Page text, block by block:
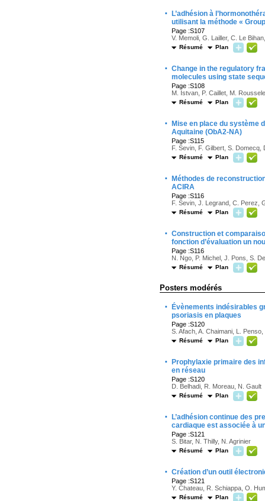
·
L’adhésion à
utilisant la méthode «
Page :S107
V. Memoli, G. Lailler, C. Le
Résumé Plan
· Change in the regulatory
molecules using state
Page :S108
M. Istvan, P. Caillet, M.
Résumé Plan
·
Mise en place du système
Aquitaine (ObA2-NA)
Page :S115
F. Sevin, F. Gilbert, S.
Résumé Plan
·
Méthodes de
ACIRA
Page :S116
F. Sevin, J. Legrand, C. Perez,
Résumé Plan
· Construction et
fonction d’évaluation un
Page :S116
N. Ngo, P. Michel, J. Pons, S.
Résumé Plan
Posters modérés
·
Évènements indésirables
psoriasis en plaques
Page :S120
S. Afach, A. Chaimani, L.
Résumé Plan
·
Prophylaxie primaire des
en réseau
Page :S120
D. Belhadi, R. Moreau, N. Gault
Résumé Plan
·
L’adhésion continue des
cardiaque est associée à
Page :S121
S. Bitar, N. Thilly, N. Agrinier
Résumé Plan
· Création d’un outil
Page :S121
Y. Chateau, R. Schiappa, O.
Résumé Plan